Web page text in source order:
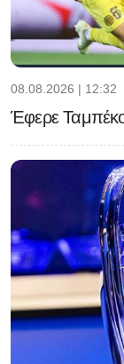
08.08.2026 | 12:32
Έφερε